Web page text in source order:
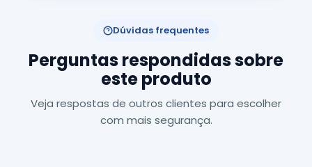
Dúvidas frequentes
Perguntas respondidas sobre
este produto
Veja respostas de outros clientes para escolher
com mais segurança.